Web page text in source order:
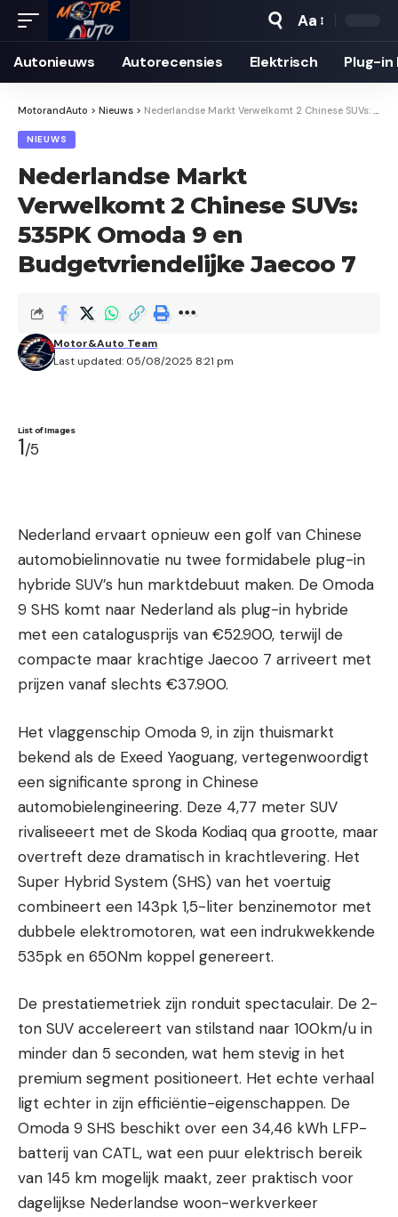
Aa
Autonieuws Auto­recensies Elektrisch Plug-in
MotorandAuto > Nieuws > Nederlandse Markt Verwelkomt 2 Chinese SUVs: 535PK Omoda 9 en Budgetvriendelijke Jaecoo 7
NIEUWS
Nederlandse Markt
Verwelkomt 2 Chinese SUVs:
535PK Omoda 9 en
Budgetvriendelijke Jaecoo 7
Last updated: 05/08/2025 8:21 pm
Motor&Auto Team
Jaecoo 7 Bestuurders Cabine met Digitaal
Display en Premium Bekleding
List of Images
1/5
Nederland ervaart opnieuw een golf van Chinese
automobielinnovatie nu twee formidabele plug-in
hybride SUV’s hun marktdebuut maken. De Omoda
9 SHS komt naar Nederland als plug-in hybride
met een catalogusprijs van €52.900, terwijl de
compacte maar krachtige Jaecoo 7 arriveert met
prijzen vanaf slechts €37.900.
Het vlaggenschip Omoda 9, in zijn thuismarkt
bekend als de Exeed Yaoguang, vertegenwoordigt
een significante sprong in Chinese
automobielengineering. Deze 4,77 meter SUV
rivaliseeert met de Skoda Kodiaq qua grootte, maar
overtreft deze dramatisch in krachtlevering. Het
Super Hybrid System (SHS) van het voertuig
combineert een 143pk 1,5-liter benzinemotor met
dubbele elektromotoren, wat een indrukwekkende
535pk en 650Nm koppel genereert.
De prestatiemetriek zijn ronduit spectaculair. De 2-
ton SUV accelereert van stilstand naar 100km/u in
minder dan 5 seconden, wat hem stevig in het
premium segment positioneert. Het echte verhaal
ligt echter in zijn efficiëntie-eigenschappen. De
Omoda 9 SHS beschikt over een 34,46 kWh LFP-
batterij van CATL, wat een puur elektrisch bereik
van 145 km mogelijk maakt, zeer praktisch voor
dagelijkse Nederlandse woon-werkverkeer